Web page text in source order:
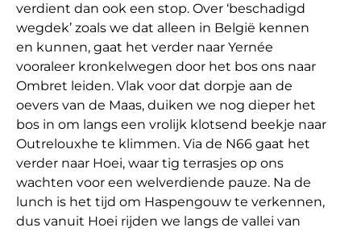
verdient dan ook een stop. Over ‘beschadigd
wegdek’ zoals we dat alleen in België kennen
en kunnen, gaat het verder naar Yernée
vooraleer kronkelwegen door het bos ons naar
Ombret leiden. Vlak voor dat dorpje aan de
oevers van de Maas, duiken we nog dieper het
bos in om langs een vrolijk klotsend beekje naar
Outrelouxhe te klimmen. Via de N66 gaat het
verder naar Hoei, waar tig terrasjes op ons
wachten voor een welverdiende pauze. Na de
lunch is het tijd om Haspengouw te verkennen,
dus vanuit Hoei rijden we langs de vallei van